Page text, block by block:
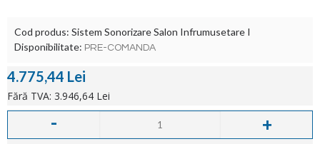
Cod produs: Sistem Sonorizare Salon Infrumusetare I
Disponibilitate: PRE-COMANDA
4.775,44 Lei
Fără TVA: 3.946,64 Lei
- +